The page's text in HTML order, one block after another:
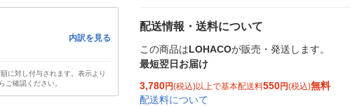
内訳を見る
に対し付与されます。表示より
ご確認ください。
配送情報・送料について
この商品はLOHACOが販売・発送します。
最短翌日お届け
3,780円(税込)以上で基本配送料550円(税込)無料
配送料について